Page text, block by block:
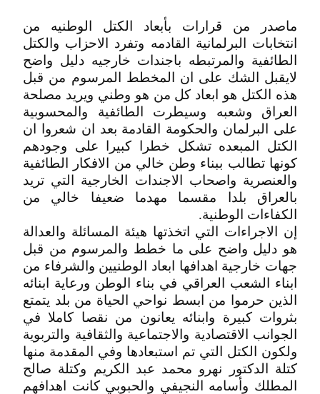
ماصدر من قرارات بأبعاد الكتل الوطنيه من
انتخابات البرلمانية القادمه وتفرد الاحزاب والكتل
الطائفية والمرتبطه باجندات خارجيه دليل واضح
لايقبل الشك على ان المخطط المرسوم من قبل
هذه الكتل هو ابعاد كل من هو وطني ويريد مصلحة
العراق وشعبه وسيطرت الطائفية والمحسوبية
على البرلمان والحكومة القادمة بعد ان شعروا ان
الكتل المبعده تشكل خطرا كبيرا على وجودهم
كونها تطالب ببناء وطن خالي من الافكار الطائفية
والعنصرية واصحاب الاجندات الخارجية التي تريد
بالعراق بلدا مقسما مهدما ضعيفا خالي من
الكفاءات الوطنية.
إن الاجراءات التي اتخذتها هيئة المسائلة والعدالة
هو دليل واضح على ما خطط والمرسوم من قبل
جهات خارجية اهدافها ابعاد الوطنيين والشرفاء من
ابناء الشعب العراقي في بناء الوطن ورعاية ابنائه
الذين حرموا من ابسط نواحي الحياة من بلد يتمتع
بثروات كبيرة وابنائه يعانون من نقصا كاملا في
الجوانب الاقتصادية والاجتماعية والثقافية والتربوية
ولكون الكتل التي تم استبعادها وفي المقدمة منها
كتلة الدكتور نهرو محمد عبد الكريم وكتلة صالح
المطلك وأسامه النجيفي والحبوبي كانت اهدافهم